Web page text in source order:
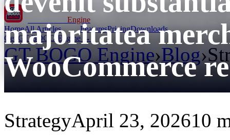
Engine
HomeAll Articles FeaturesPricingDownloads
Get GT BOGO Engine →
GT BOGO Engine›Blog›
majoritatea
WooCommerce
StrategyApril 23, 202610